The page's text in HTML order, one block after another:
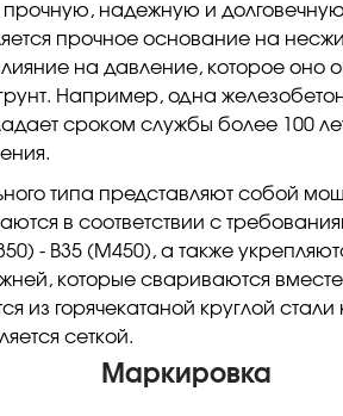
прочную, надежную и
прочное основание на
на давление, которое оно
Например, одна
сроком службы более 100
типа представляют собой
в соответствии с
- В35 (М450), а также
которые свариваются
из горячекатаной круглой
сеткой.
Маркировка